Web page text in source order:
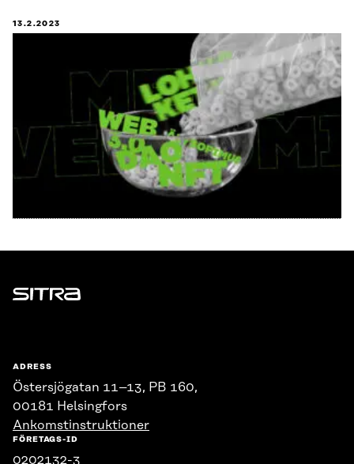
13.2.2023
Sitra
ADRESS
Östersjögatan 11–13, PB 160,
00181 Helsingfors
Ankomstinstruktioner
FÖRETAGS-ID
0202132-3